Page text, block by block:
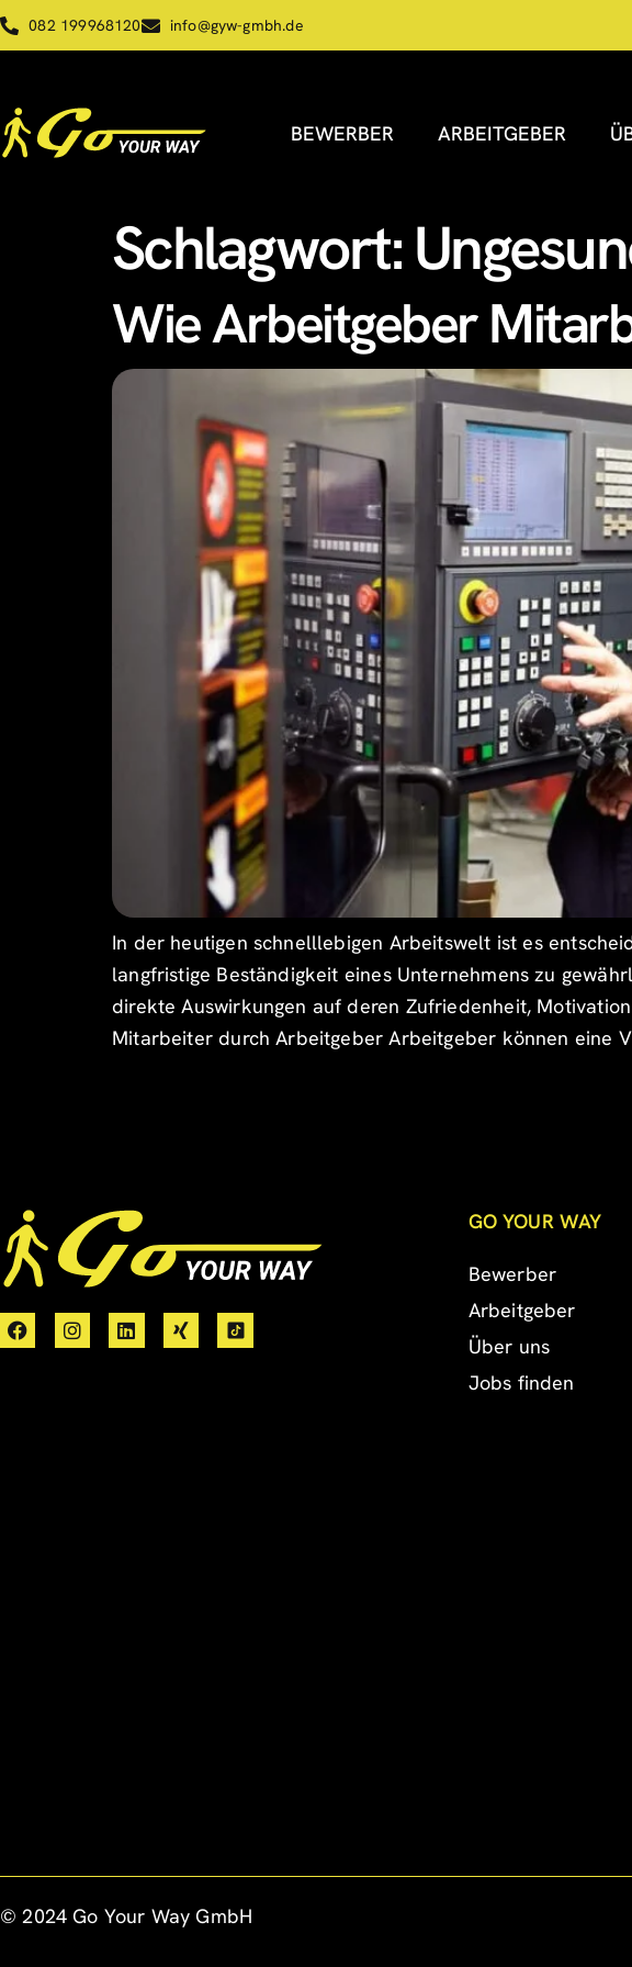
082 199968120 info@gyw-gmbh.de
BEWERBER ARBEITGEBER
Schlagwort:
Wie Arbeitgeber
In der heutigen schnelllebigen Arbeitswelt ist es
langfristige Beständigkeit eines Unternehmens zu
direkte Auswirkungen auf deren Zufriedenheit,
Mitarbeiter durch Arbeitgeber Arbeitgeber können eine
GO YOUR WAY
Bewerber
Arbeitgeber
Über uns
Jobs finden
© 2024 Go Your Way GmbH